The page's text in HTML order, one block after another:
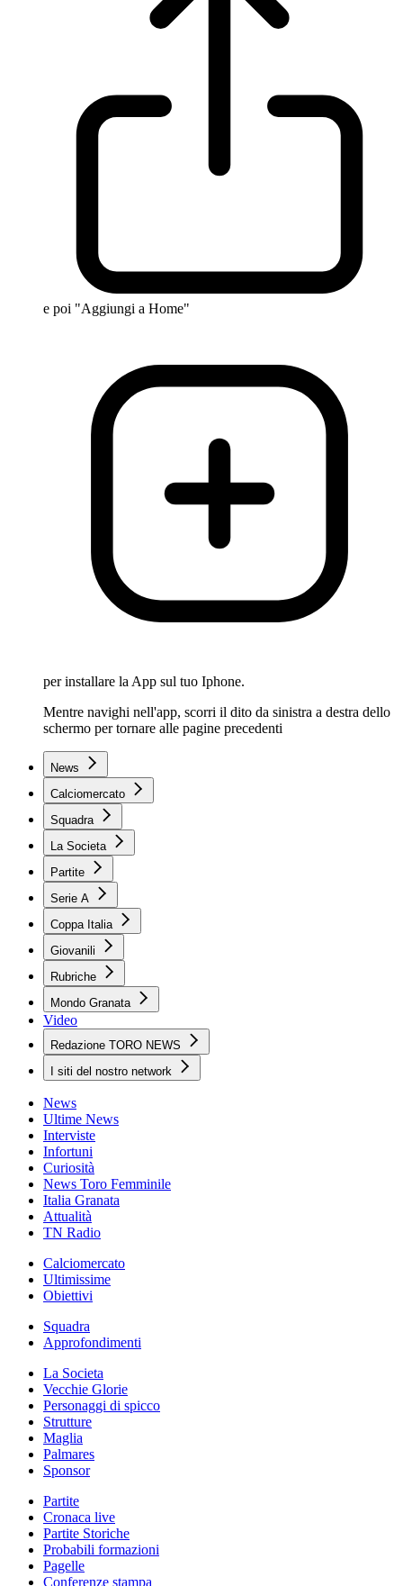
e poi "Aggiungi a Home"
per installare la App sul tuo Iphone.
Mentre navighi nell'app, scorri il dito da sinistra a destra dello
schermo per tornare alle pagine precedenti
News
Calciomercato
Squadra
La Societa
Partite
Serie A
Coppa Italia
Giovanili
Rubriche
Mondo Granata
Video
Redazione TORO NEWS
I siti del nostro network
News
Ultime News
Interviste
Infortuni
Curiosità
News Toro Femminile
Italia Granata
Attualità
TN Radio
Calciomercato
Ultimissime
Obiettivi
Squadra
Approfondimenti
La Societa
Vecchie Glorie
Personaggi di spicco
Strutture
Maglia
Palmares
Sponsor
Partite
Cronaca live
Partite Storiche
Probabili formazioni
Pagelle
Conferenze stampa